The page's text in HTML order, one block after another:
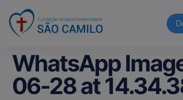
WhatsApp
06-28 at